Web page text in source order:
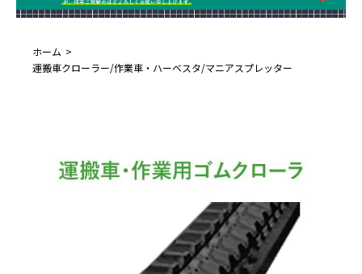
ホーム
運搬車クローラー/作業車・ハーベスタ/マニアスプレッター